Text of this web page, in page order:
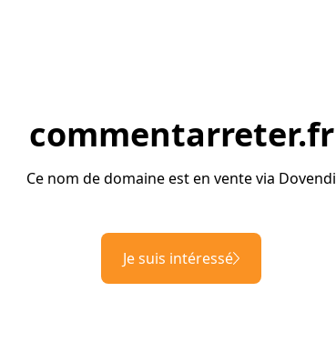
commentarreter.fr
Ce nom de domaine est en vente via Dovendi
Je suis intéressé